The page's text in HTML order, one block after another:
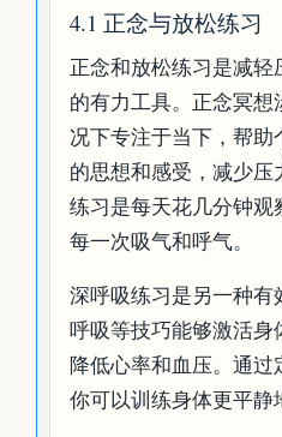
4.1 正念与放松练习
正念和放松练习是减
的有力工具。正念冥
况下专注于当下，帮助
的思想和感受，减少
练习是每天花几分钟
每一次吸气和呼气。
深呼吸练习是另一种
呼吸等技巧能够激活
降低心率和血压。通过
你可以训练身体更平静